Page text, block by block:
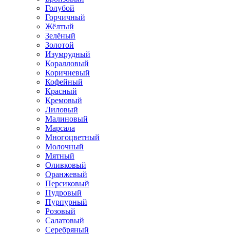
Голубой
Горчичный
Жёлтый
Зелёный
Золотой
Изумрудный
Коралловый
Коричневый
Кофейный
Красный
Кремовый
Лиловый
Малиновый
Марсала
Многоцветный
Молочный
Мятный
Оливковый
Оранжевый
Персиковый
Пудровый
Пурпурный
Розовый
Салатовый
Серебряный